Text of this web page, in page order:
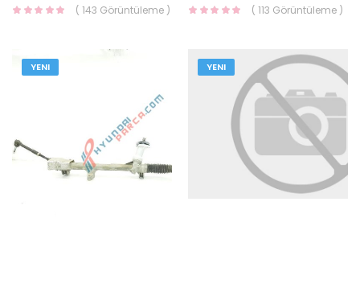
( 143 Görüntüleme ) ( 113 Görüntüleme )
YENI YENI